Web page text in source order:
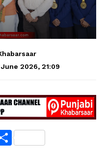
2026, 21:09
S